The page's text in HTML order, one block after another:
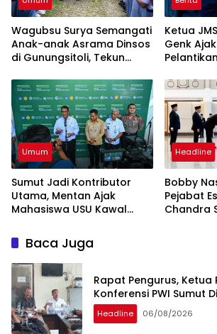
Wagubsu Surya Semangati
Anak-anak Asrama Dinsos
di Gunungsitoli, Tekun
Ketua
Genk
Umum
Sumut Jadi Kontributor
Utama, Mentan Ajak
Mahasiswa USU Kawal
Headline
Bobby
Pejabat
Chandra
Baca Juga
Rapat Pengurus, Ketua
Konferensi PWI Sumut
Headline 06/08/2026